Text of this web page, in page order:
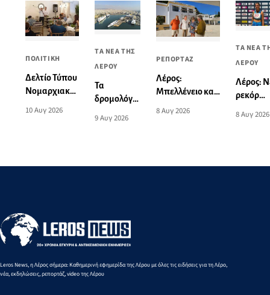
ΠΟΛΙΤΙΚΗ
Δελτίο Τύπου
Νομαρχιακής
ΠΑΣΟΚ για
10 Αυγ 2026
ΤΑ ΝΕΑ ΤΗΣ
ΛΕΡΟΥ
Τα
δρομολόγια
και προς
16
9 Αυγ 2026
ΡΕΠΟΡΤΑΖ
Λέρος:
Μπελλένειο και
αλλάζουν όψη
8 Αυγ 2026
ΤΑ ΝΕΑ
ΛΕΡΟΥ
Λέρος:
ρεκόρ
Αιγαίου
8 Αυγ 2026
Leros News, η Λέρος σήμερα: Καθημερινή εφημερίδα της Λέρου με όλες τις ειδήσεις για τη Λέρο,
νέα, εκδηλώσεις, ρεπορτάζ, video της Λέρου